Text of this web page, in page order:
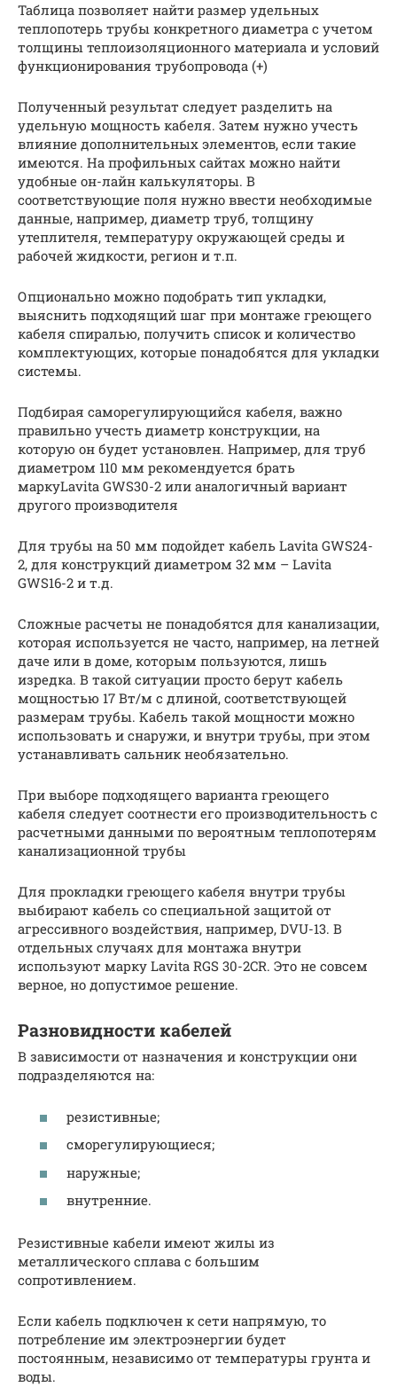
Таблица позволяет найти размер удельных
теплопотерь трубы конкретного диаметра с учетом
толщины теплоизоляционного материала и условий
функционирования трубопровода (+)
Полученный результат следует разделить на
удельную мощность кабеля. Затем нужно учесть
влияние дополнительных элементов, если такие
имеются. На профильных сайтах можно найти
удобные он-лайн калькуляторы. В
соответствующие поля нужно ввести необходимые
данные, например, диаметр труб, толщину
утеплителя, температуру окружающей среды и
рабочей жидкости, регион и т.п.
Опционально можно подобрать тип укладки,
выяснить подходящий шаг при монтаже греющего
кабеля спиралью, получить список и количество
комплектующих, которые понадобятся для укладки
системы.
Подбирая саморегулирующийся кабеля, важно
правильно учесть диаметр конструкции, на
которую он будет установлен. Например, для труб
диаметром 110 мм рекомендуется брать
маркуLavita GWS30-2 или аналогичный вариант
другого производителя
Для трубы на 50 мм подойдет кабель Lavita GWS24-
2, для конструкций диаметром 32 мм – Lavita
GWS16-2 и т.д.
Сложные расчеты не понадобятся для канализации,
которая используется не часто, например, на летней
даче или в доме, которым пользуются, лишь
изредка. В такой ситуации просто берут кабель
мощностью 17 Вт/м с длиной, соответствующей
размерам трубы. Кабель такой мощности можно
использовать и снаружи, и внутри трубы, при этом
устанавливать сальник необязательно.
При выборе подходящего варианта греющего
кабеля следует соотнести его производительность с
расчетными данными по вероятным теплопотерям
канализационной трубы
Для прокладки греющего кабеля внутри трубы
выбирают кабель со специальной защитой от
агрессивного воздействия, например, DVU-13. В
отдельных случаях для монтажа внутри
используют марку Lavita RGS 30-2CR. Это не совсем
верное, но допустимое решение.
Разновидности кабелей
В зависимости от назначения и конструкции они
подразделяются на:
резистивные;
сморегулирующиеся;
наружные;
внутренние.
Резистивные кабели имеют жилы из
металлического сплава с большим
сопротивлением.
Если кабель подключен к сети напрямую, то
потребление им электроэнергии будет
постоянным, независимо от температуры грунта и
воды.